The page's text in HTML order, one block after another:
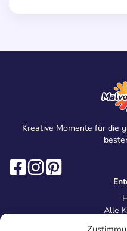
Kreative Momente für die
Alle